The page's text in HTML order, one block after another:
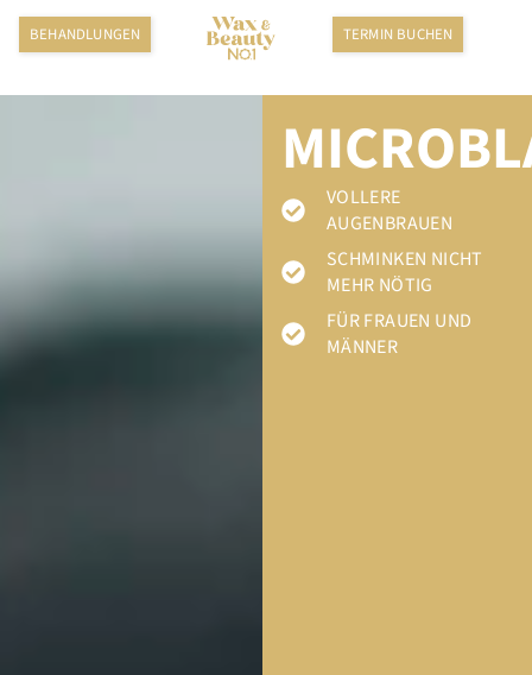
BEHAND­LUNGEN TERMIN BUCHEN
VOLLERE
AUGENBRAUEN
SCHMINKEN NICHT
MEHR NÖTIG
FÜR FRAUEN UND
MÄNNER